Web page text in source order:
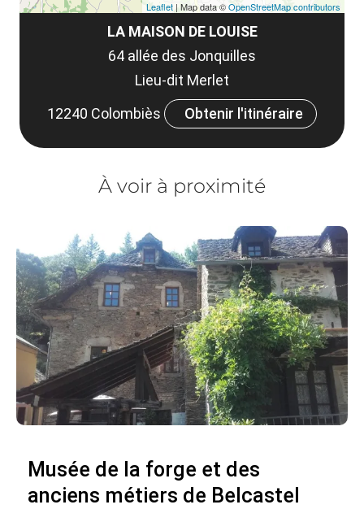
LA MAISON DE LOUISE
64 allée des Jonquilles
Lieu-dit Merlet
12240 Colombiès
Obtenir l'itinéraire
Leaflet | Map data ©OpenStreetMap contributors
À voir à proximité
Musée de la forge et des
anciens métiers de Belcastel